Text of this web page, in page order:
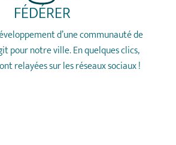
FÉDÉRER
d’une communauté de
pour notre ville. En quelques clics,
relayées sur les réseaux sociaux !